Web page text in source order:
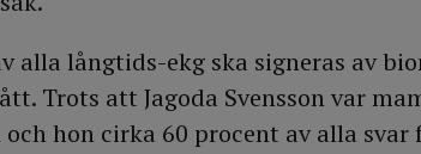
alla långtids-ekg ska signeras av
Trots att Jagoda Svensson var
hon cirka 60 procent av alla svar